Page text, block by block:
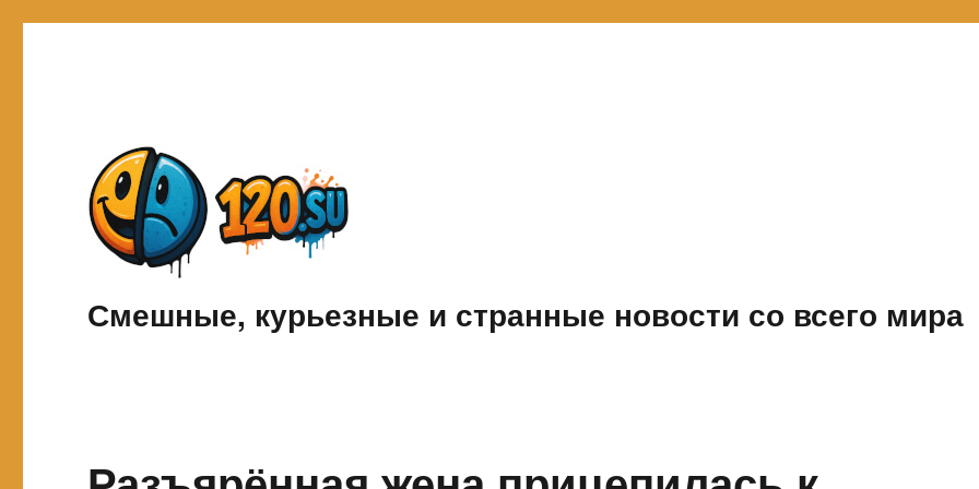
Смешные, курьезные и странные новости со всего мира